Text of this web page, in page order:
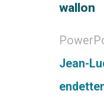
wallon
Jean-